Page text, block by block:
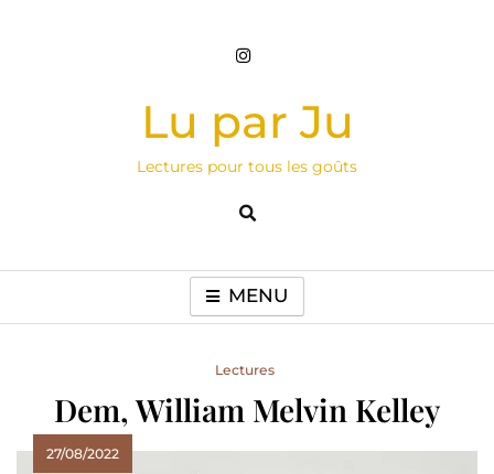
Lu par Ju
Lectures pour tous les goûts
MENU
Lectures
Dem, William Melvin Kelley
27/08/2022